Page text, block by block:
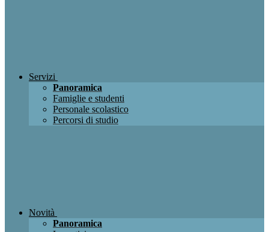
Servizi
Panoramica
Famiglie e studenti
Personale scolastico
Percorsi di studio
Novità
Panoramica